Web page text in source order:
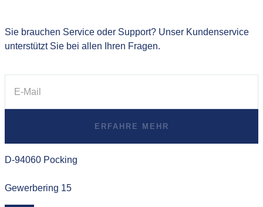
Sie brauchen Service oder Support? Unser Kundenservice
unterstützt Sie bei allen Ihren Fragen.
ERFAHRE MEHR
D-94060 Pocking
Gewerbering 15